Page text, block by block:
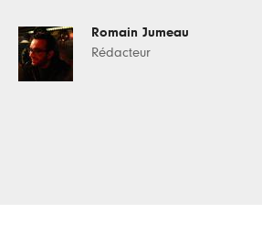
Romain Jumeau
Rédacteur